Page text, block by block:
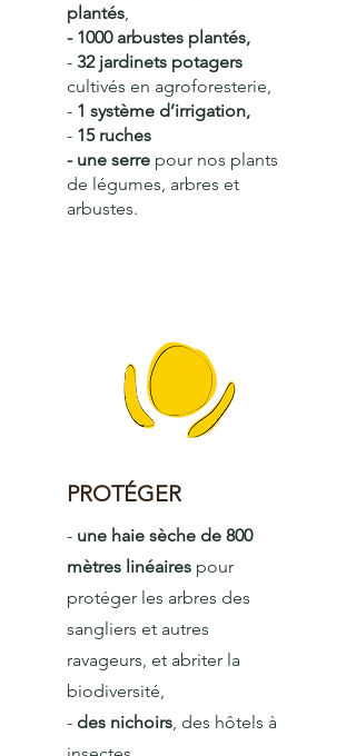
plantés,
- 1000 arbustes plantés,
- 32 jardinets potagers
cultivés en agroforesterie,
- 1 système d’irrigation,
- 15 ruches
- une serre pour nos plants
de légumes, arbres et
arbustes.
PROTÉGER
- une haie sèche de 800
mètres linéaires pour
protéger les arbres des
sangliers et autres
ravageurs, et abriter la
biodiversité,
- des nichoirs, des hôtels à